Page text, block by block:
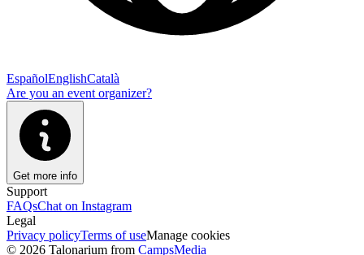
EspañolEnglishCatalà
Are you an event organizer?
Get more info
Support
FAQsChat on Instagram
Legal
Privacy policyTerms of useManage cookies
© 2026 Talonarium from CampsMedia